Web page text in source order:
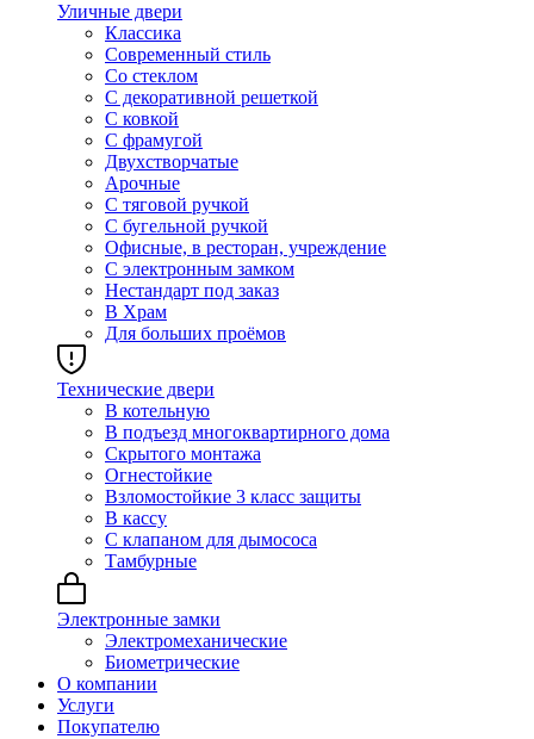
Уличные двери
Классика
Современный стиль
Со стеклом
С декоративной решеткой
С ковкой
С фрамугой
Двухстворчатые
Арочные
С тяговой ручкой
С бугельной ручкой
Офисные, в ресторан, учреждение
С электронным замком
Нестандарт под заказ
В Храм
Для больших проёмов
Технические двери
В котельную
В подъезд многоквартирного дома
Скрытого монтажа
Огнестойкие
Взломостойкие 3 класс защиты
В кассу
С клапаном для дымососа
Тамбурные
Электронные замки
Электромеханические
Биометрические
О компании
Услуги
Покупателю